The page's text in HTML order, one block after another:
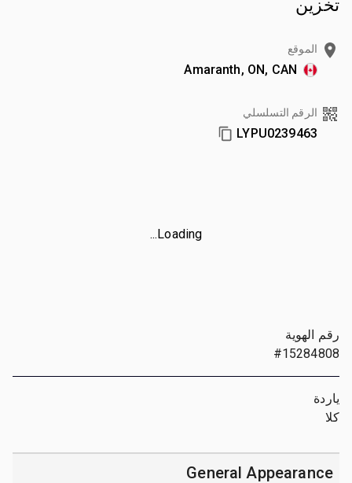
تخزين
الموقع
Amaranth, ON, CAN
الرقم التسلسلي
LYPU0239463
Loading...
رقم الهوية
#15284808
ياردة
كلا
General Appearance